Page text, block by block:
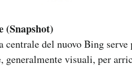
(Snapshot)
centrale del nuovo Bing
generalmente visuali, per